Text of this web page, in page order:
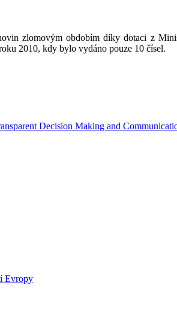
zlomovým obdobím díky dotaci z
2010, kdy bylo vydáno pouze 10 čísel.
Decision Making and
Evropy